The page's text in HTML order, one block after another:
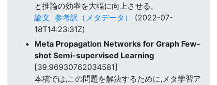
と推論の効率を大幅に向上させる。
論文 参考訳（メタデータ）
(2022-07-
18T14:23:31Z)
Meta Propagation Networks for Graph Few-
shot Semi-supervised Learning
[39.96930762034581]
本稿では,この問題を解決するために,メタ学習ア